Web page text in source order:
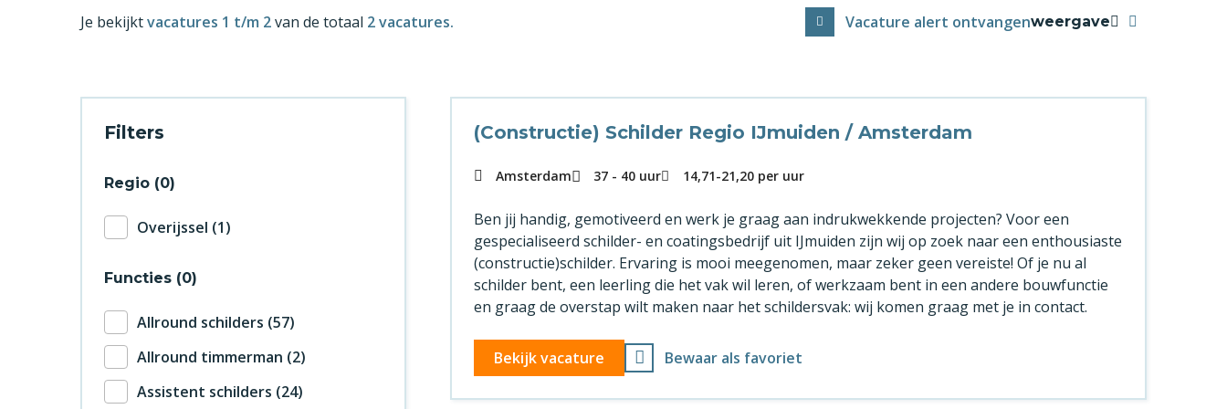
Je bekijktvacatures 1 t/m 2van de totaal 2 vacatures. Vacature alert ontvangenweergave
Filters
Regio 0
Overijssel 1
Functies 0
Allround schilders 57
Allround timmerman 2
Assistent schilders 24
(Constructie) Schilder Regio IJmuiden / Amsterdam
Amsterdam 37 - 40 uur 14,71-21,20 per uur
Ben jij handig, gemotiveerd en werk je graag aan indrukwekkende projecten? Voor een
gespecialiseerd schilder- en coatingsbedrijf uit IJmuiden zijn wij op zoek naar een enthousiaste
(constructie)schilder. Ervaring is mooi meegenomen, maar zeker geen vereiste! Of je nu al
schilder bent, een leerling die het vak wil leren, of werkzaam bent in een andere bouwfunctie
en graag de overstap wilt maken naar het schildersvak: wij komen graag met je in contact.
Bekijk vacature Bewaar als favoriet